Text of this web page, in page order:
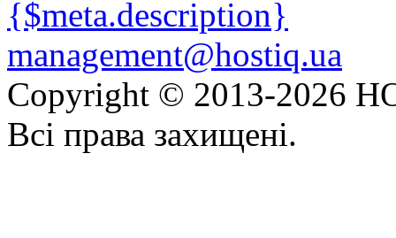
management@hostiq.ua
Copyright © 2013-2026
Всі права захищені.